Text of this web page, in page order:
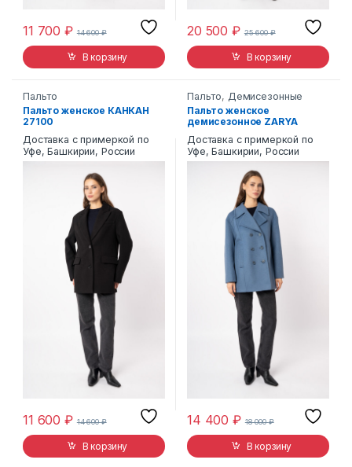
11 700₽ 14 600₽
В корзину
20 500₽ 25 600₽
В корзину
Пальто
Пальто женское КАНКАН
27100
Доставка с примеркой по
Уфе, Башкирии, России
11 600₽ 14 600₽
В корзину
Пальто, Демисезонные
Пальто женское
демисезонное ZARYA
Доставка с примеркой по
Уфе, Башкирии, России
14 400₽ 18 000₽
В корзину